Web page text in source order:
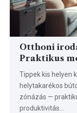
Otthoni
Praktikus
Tippek kis helyen
helytakarékos
zónázás —
produktivitás…